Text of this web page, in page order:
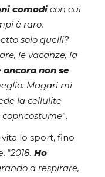
comodicon cui
è raro.
solo quelli?
le vacanze, la
non se
Magari mi
la cellulite
”.
lo sport, fino
“2018. Ho
a respirare,